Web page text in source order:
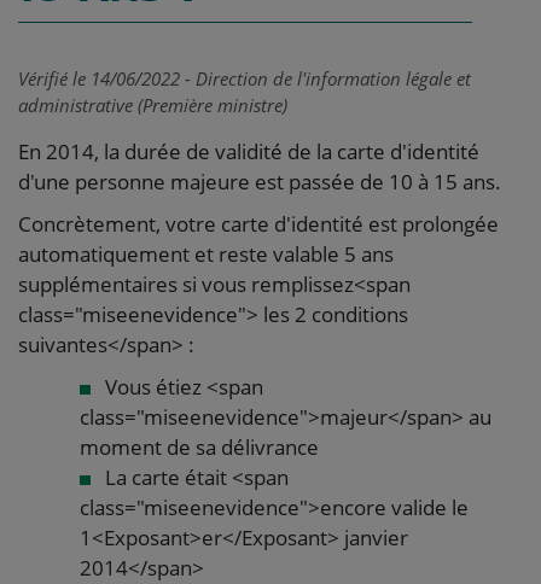
Vérifié le 14/06/2022 - Direction de l'information légale et
administrative (Première ministre)
En 2014, la durée de validité de la carte d'identité
d'une personne majeure est passée de 10 à 15 ans.
Concrètement, votre carte d'identité est prolongée
automatiquement et reste valable 5 ans
supplémentaires si vous remplissez<span
class="miseenevidence"> les 2 conditions
suivantes</span> :
Vous étiez <span
class="miseenevidence">majeur</span> au
moment de sa délivrance
La carte était <span
class="miseenevidence">encore valide le
1<Exposant>er</Exposant> janvier
2014</span>